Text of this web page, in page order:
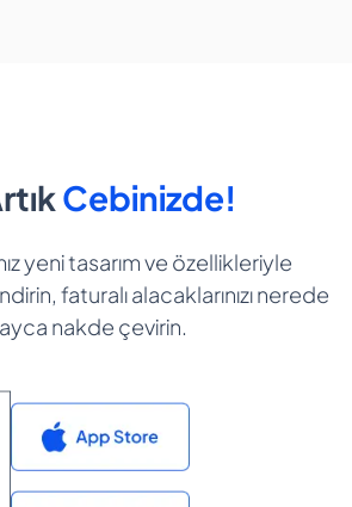
Cebinizde!
yeni tasarım ve özellikleriyle
faturalı alacaklarınızı nerede
nakde çevirin.